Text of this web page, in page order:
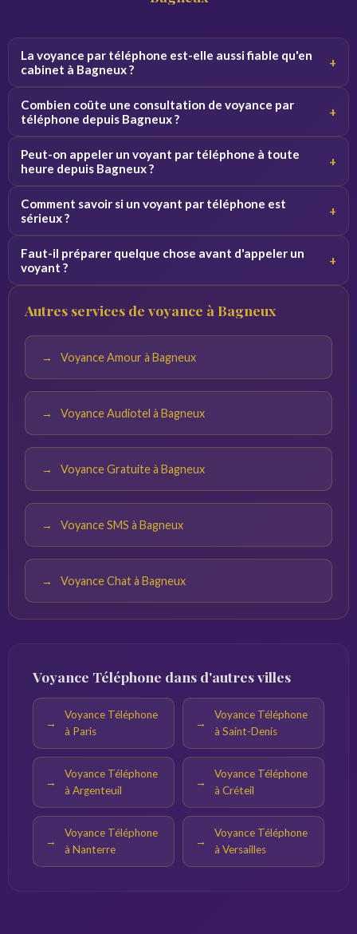
La voyance par téléphone est-elle aussi fiable qu'en
cabinet à Bagneux ?
+
Par téléphone, le voyant se concentre sur votre voix et
Combien coûte une consultation de voyance par
téléphone depuis Bagneux ?
+
voyant. Des premières minutes sont souvent offertes
Peut-on appeler un voyant par téléphone à toute
heure depuis Bagneux ?
+
pouvez appeler de jour comme de nuit depuis Bagneux et
Comment savoir si un voyant par téléphone est
sérieux ?
+
du voyant sur la plateforme. Profitez des minutes
Faut-il préparer quelque chose avant d'appeler un
voyant ?
+
calme. Plus vos questions sont précises, plus les réponses
Autres services de voyance à Bagneux
Voyance Amour à Bagneux
Voyance Audiotel à Bagneux
Voyance Gratuite à Bagneux
Voyance SMS à Bagneux
Voyance Chat à Bagneux
Voyance Téléphone dans d'autres villes
Voyance Téléphone
à Paris
Voyance Téléphone
à Saint-Denis
Voyance Téléphone
à Argenteuil
Voyance Téléphone
à Créteil
Voyance Téléphone
à Nanterre
Voyance Téléphone
à Versailles